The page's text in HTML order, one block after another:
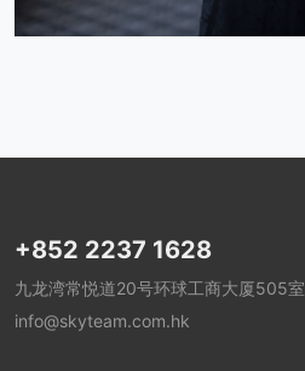
+852 2237 1628
九龙湾常悦道20号环球工商大厦505室
info@skyteam.com.hk